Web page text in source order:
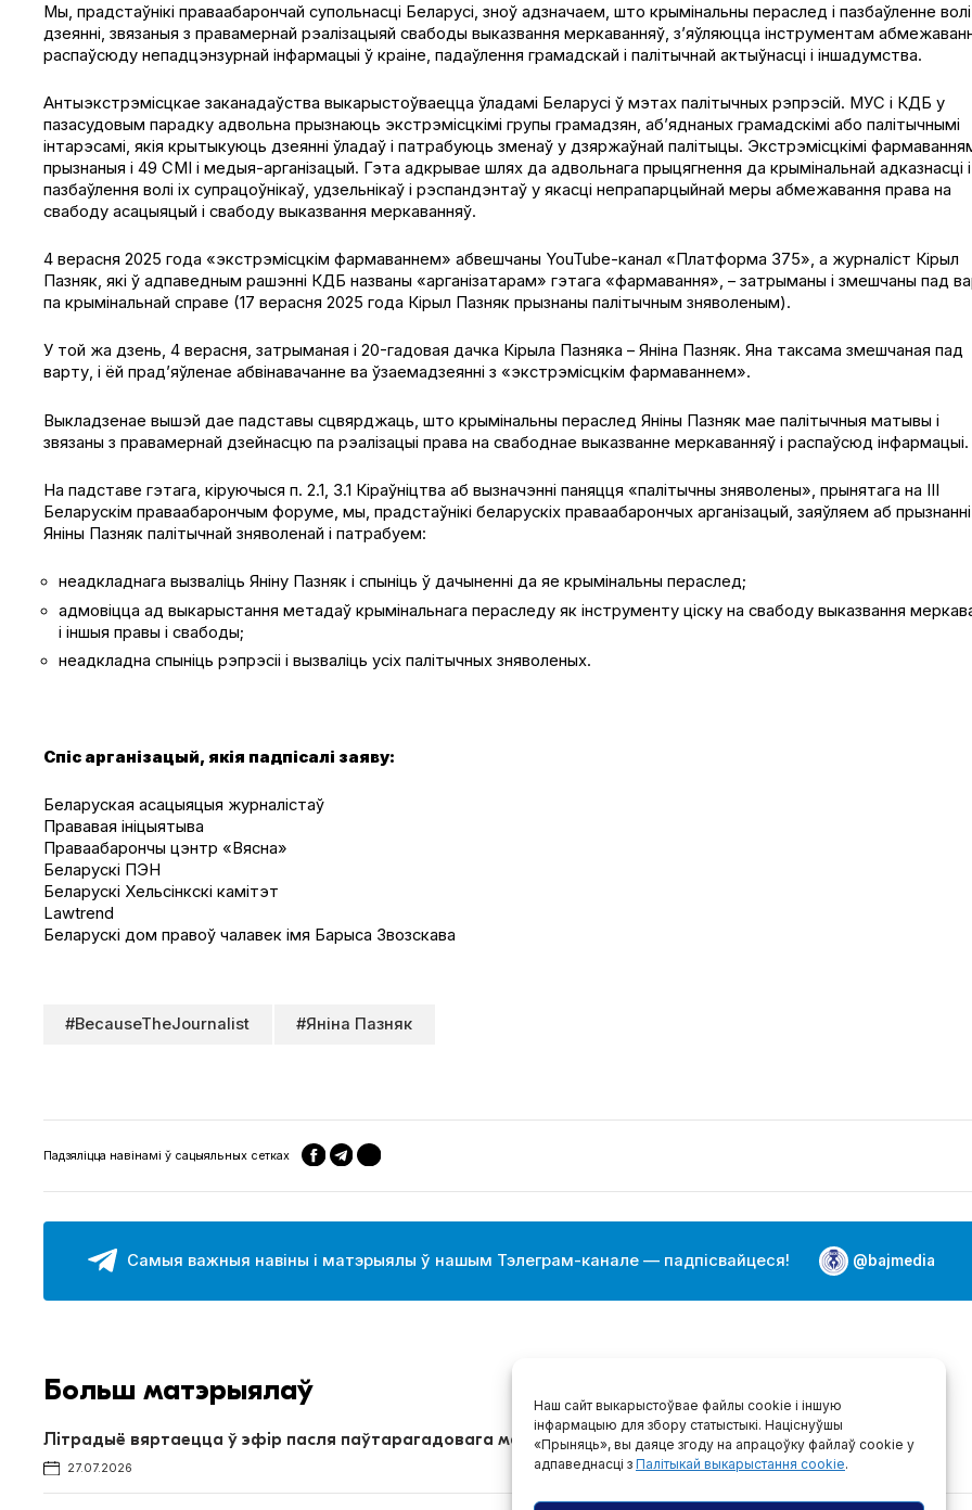
Наш сайт выкарыстоўвае файлы cookie і іншую
інфармацыю для збору статыстыкі. Націснуўшы
«Прыняць», вы даяце згоду на апрацоўку файлаў cookie у
адпаведнасці з Палітыкай выкарыстання cookie.
Мы, прадстаўнікі праваабарончай супольнасці Беларусі, зноў адзначаем, што крымінальны пераслед і пазбаўленне
дзеянні, звязаныя з правамернай рэалізацыяй свабоды выказвання меркаванняў, з’яўляюцца інструментам
распаўсюду непадцэнзурнай інфармацыі ў краіне, падаўлення грамадскай і палітычнай актыўнасці і іншадумства.
Антыэкстрэмісцкае заканадаўства выкарыстоўваецца ўладамі Беларусі ў мэтах палітычных рэпрэсій. МУС і КДБ у
пазасудовым парадку адвольна прызнаюць экстрэмісцкімі групы грамадзян, аб’яднаных грамадскімі або палітычнымі
інтарэсамі, якія крытыкуюць дзеянні ўладаў і патрабуюць зменаў у дзяржаўнай палітыцы. Экстрэмісцкімі
прызнаныя і 49 СМІ і медыя-арганізацый. Гэта адкрывае шлях да адвольнага прыцягнення да крымінальнай адказнасці і
пазбаўлення волі іх супрацоўнікаў, удзельнікаў і рэспандэнтаў у якасці непрапарцыйнай меры абмежавання права на
свабоду асацыяцый і свабоду выказвання меркаванняў.
4 верасня 2025 года «экстрэмісцкім фармаваннем» абвешчаны YouTube-канал «Платформа 375», а журналіст Кірыл
Пазняк, які ў адпаведным рашэнні КДБ названы «арганізатарам» гэтага «фармавання», – затрыманы і змешчаны пад
па крымінальнай справе (17 верасня 2025 года Кірыл Пазняк прызнаны палітычным зняволеным).
У той жа дзень, 4 верасня, затрыманая і 20-гадовая дачка Кірыла Пазняка – Яніна Пазняк. Яна таксама змешчаная пад
варту, і ёй прад’яўленае абвінавачанне ва ўзаемадзеянні з «экстрэмісцкім фармаваннем».
Выкладзенае вышэй дае падставы сцвярджаць, што крымінальны пераслед Яніны Пазняк мае палітычныя матывы і
звязаны з правамернай дзейнасцю па рэалізацыі права на свабоднае выказванне меркаванняў і распаўсюд інфармацыі.
На падставе гэтага, кіруючыся п. 2.1, 3.1 Кіраўніцтва аб вызначэнні паняцця «палітычны зняволены», прынятага на ІІІ
Беларускім праваабарончым форуме, мы, прадстаўнікі беларускіх праваабарончых арганізацый, заяўляем аб прызнанні
Яніны Пазняк палітычнай зняволенай і патрабуем:
неадкладнага вызваліць Яніну Пазняк і спыніць ў дачыненні да яе крымінальны пераслед;
адмовіцца ад выкарыстання метадаў крымінальнага пераследу як інструменту ціску на свабоду выказвання
і іншыя правы і свабоды;
неадкладна спыніць рэпрэсіі і вызваліць усіх палітычных зняволеных.
Спіс арганізацый, якія падпісалі заяву:
Беларуская асацыяцыя журналістаў
Прававая ініцыятыва
Праваабарончы цэнтр «Вясна»
Беларускі ПЭН
Беларускі Хельсінкскі камітэт
Lawtrend
Беларускі дом правоў чалавек імя Барыса Звозскава
#BecauseTheJournalist #Яніна Пазняк
Падзяліцца навінамі ў сацыяльных сетках
Самыя важныя навіны і матэрыялы ў нашым Тэлеграм-канале — падпісвайцеся! @bajmedia
Больш матэрыялаў
Літрадыё вяртаецца ў эфір пасля паўтарагадовага маўчання
27.07.2026